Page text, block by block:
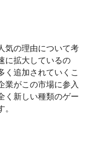
気の理由について考
に拡大しているの
く追加されていくこ
業がこの市場に参入
く新しい種類のゲー